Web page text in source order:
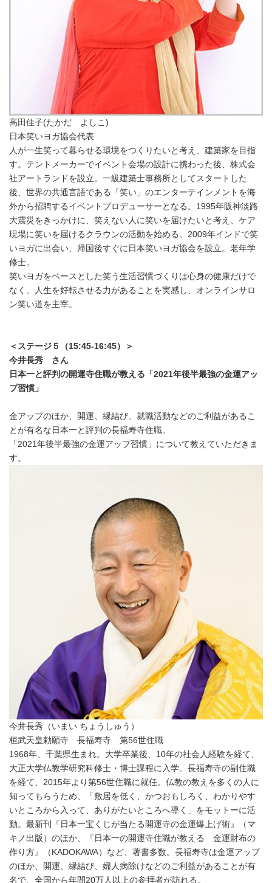
高田佳子(たかだ よしこ)
日本笑いヨガ協会代表
人が一生笑って暮らせる環境をつくりたいと考え、建築家を目指
す。テントメーカーでイベント会場の設計に携わった後、株式会
社アートランドを設立。一級建築士事務所としてスタートした
後、世界の共通言語である「笑い」のエンターテインメントを海
外から招聘するイベントプロデューサーとなる。1995年阪神淡路
大震災をきっかけに、笑えない人に笑いを届けたいと考え、ケア
現場に笑いを届けるクラウンの活動を始める。2009年インドで笑
いヨガに出会い、帰国後すぐに日本笑いヨガ協会を設立。老年学
修士。
笑いヨガをベースとした笑う生活習慣づくりは心身の健康だけで
なく、人生を好転させる力があることを実感し、オンラインサロ
ン笑い道を主宰。
＜ステージ５（15:45-16:45）＞
今井長秀 さん
日本一と評判の開運寺住職が教える「2021年後半最強の金運アッ
プ習慣」
金アップのほか、開運、縁結び、就職活動などのご利益があるこ
とが有名な日本一と評判の長福寿寺住職。
「2021年後半最強の金運アップ習慣」について教えていただきま
す。
今井長秀（いまい ちょうしゅう）
桓武天皇勅願寺 長福寿寺 第56世住職
1968年、千葉県生まれ。大学卒業後、10年の社会人経験を経て、
大正大学仏教学研究科修士・博士課程に入学。長福寿寺の副住職
を経て、2015年より第56世住職に就任。仏教の教えを多くの人に
知ってもらうため、「敷居を低く、かつおもしろく、わかりやす
いところから入って、ありがたいところへ導く」をモットーに活
動。最新刊『日本一宝くじが当たる開運寺の金運爆上げ術』（マ
キノ出版）のほか、『日本一の開運寺住職が教える 金運財布の
作り方』（KADOKAWA）など、著書多数。長福寿寺は金運アップ
のほか、開運、縁結び、婦人病除けなどのご利益があることが有
名で、全国から年間20万人以上の参拝者が訪れる。
Japanese